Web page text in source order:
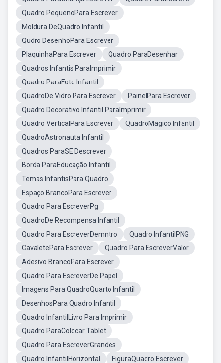
Quadro PequenoPara Escrever
Moldura DeQuadro Infantil
Qudro DesenhoPara Escrever
PlaquinhaPara Escrever
Quadro ParaDesenhar
Quadros Infantis ParaImprimir
Quadro ParaFoto Infantil
QuadroDe Vidro Para Escrever
PainelPara Escrever
Quadro Decorativo Infantil ParaImprimir
Quadro VerticalPara Escrever
QuadroMágico Infantil
QuadroAstronauta Infantil
Quadros ParaSE Descrever
Borda ParaEducação Infantil
Temas InfantisPara Quadro
Espaço BrancoPara Escrever
Quadro Para EscreverPg
QuadroDe Recompensa Infantil
Quadro Para EscreverDemntro
Quadro InfantilPNG
CavaletePara Escrever
Quadro Para EscreverValor
Adesivo BrancoPara Escrever
Quadro Para EscreverDe Papel
Imagens Para QuadroQuarto Infantil
DesenhosPara Quadro Infantil
Quadro InfantilLivro Para Imprimir
Quadro ParaColocar Tablet
Quadro Para EscreverGrandes
Quadro InfantilHorizontal
FiguraQuadro Escrever